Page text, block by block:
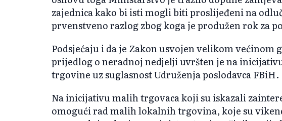
zajednica kako bi isti mogli biti proslijeđeni na
prvenstveno razlog zbog koga je produžen rok za
Podsjećaju i da je Zakon usvojen velikom većinom
prijedlog o neradnoj nedjelji uvršten je na
trgovine uz suglasnost Udruženja poslodavca FBiH.
Na inicijativu malih trgovaca koji su iskazali
omogući rad malih lokalnih trgovina, koje su